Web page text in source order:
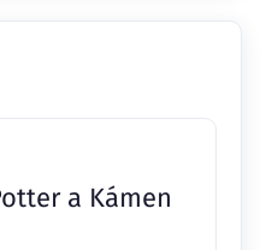
a Kámen